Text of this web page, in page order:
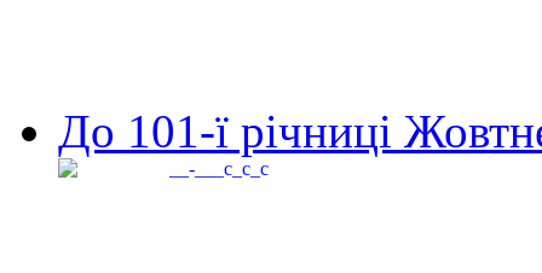
До 101-ї річниці